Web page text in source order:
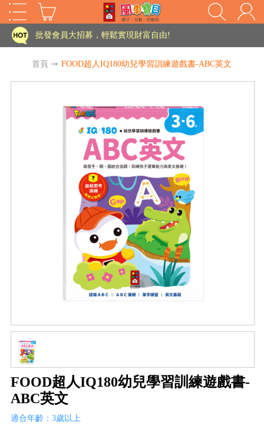
家長樂了!「風車書版集團暨FOOD超人企業總部」目前正興建中!
批發會員大招募，輕鬆實現財富自由!
老師您好!!幼教會員火熱招募中~
海外購物免煩惱！點我查看『海外購物流程說明』
批發會員大招募，輕鬆實現財富自由!
老師您好!!幼教會員火熱招募中~
海外購物免煩惱！點我查看『海外購物流程說明』
首頁 ➙ FOOD超人IQ180幼兒學習訓練遊戲書-ABC英文
FOOD超人IQ180幼兒學習訓練遊戲書-
ABC英文
適合年齡：3歲以上